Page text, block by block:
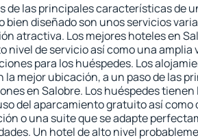
de las principales características de
bien diseñado son unos servicios
atractiva. Los mejores hoteles en
nivel de servicio así como una amplia
para los huéspedes. Los
la mejor ubicación, a un paso de las
en Salobre. Los huéspedes tienen
del aparcamiento gratuito así como
o una suite que se adapte
Un hotel de alto nivel